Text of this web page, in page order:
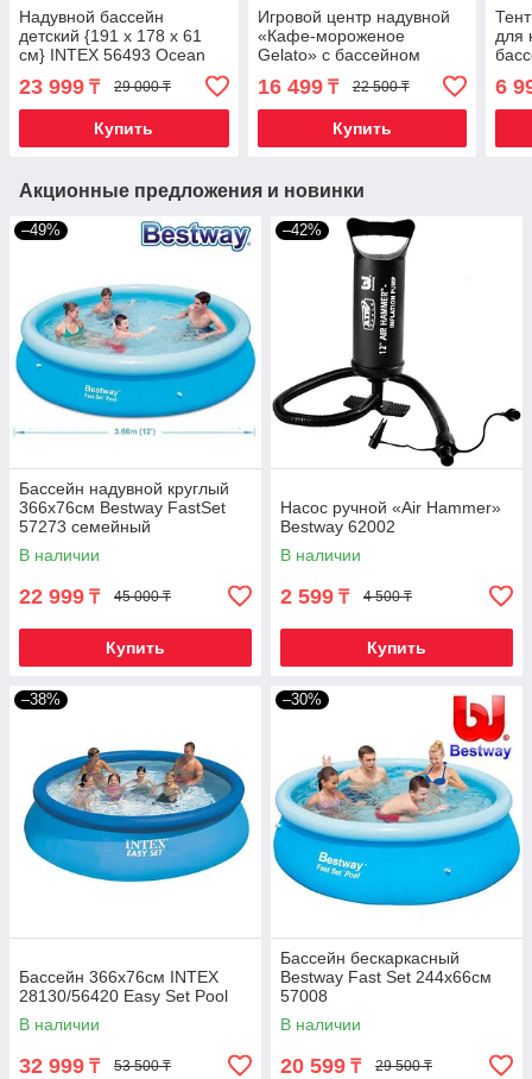
Надувной бассейн
детский {191 x 178 x 61
см} INTEX 56493 Ocean
23 999 ₸ 29 000 ₸
Купить
Игровой центр надувной
«Кафе-мороженое
Gelato» с бассейном
INTEX 48672 {127 х 102 х
99 см}
16 499₸ 22 500 ₸
Купить
для
6
Акционные предложения и новинки
–49%
Бассейн надувной круглый
366x76см Bestway FastSet
57273 cемейный
В наличии
22 999 ₸ 45 000 ₸
Купить
–42%
Насос ручной «Air Hammer»
Bestway 62002
В наличии
2 599 ₸ 4 500 ₸
Купить
–38%
Бассейн 366x76см INTEX
28130/56420 Easy Set Pool
В наличии
32 999 ₸ 53 500 ₸
–30%
Бассейн бескаркасный
Bestway Fast Set 244x66см
57008
В наличии
20 599 ₸ 29 500 ₸